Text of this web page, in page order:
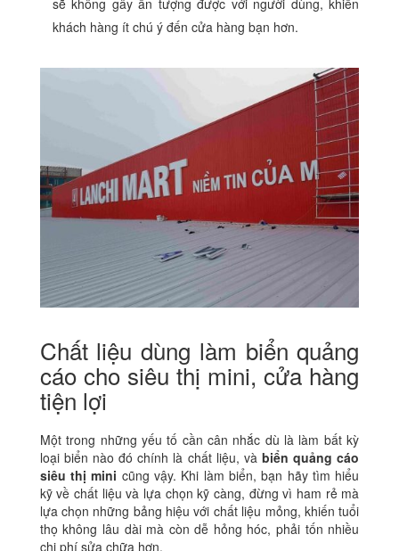
sẽ không gây ấn tượng được với người dùng, khiến
khách hàng ít chú ý đến cửa hàng bạn hơn.
Chất liệu dùng làm biển quảng
cáo cho siêu thị mini, cửa hàng
tiện lợi
Một trong những yếu tố cần cân nhắc dù là làm bất kỳ
loại biển nào đó chính là chất liệu, và biển quảng cáo
siêu thị mini cũng vậy. Khi làm biển, bạn hãy tìm hiểu
kỹ về chất liệu và lựa chọn kỹ càng, đừng vì ham rẻ mà
lựa chọn những bảng hiệu với chất liệu mỏng, khiến tuổi
thọ không lâu dài mà còn dễ hỏng hóc, phải tốn nhiều
chi phí sửa chữa hơn.